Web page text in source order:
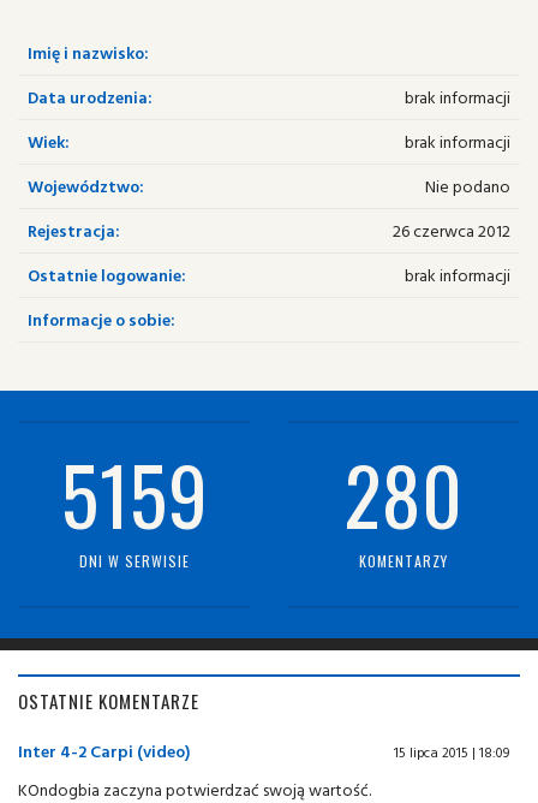
Imię i nazwisko:
Data urodzenia:
brak informacji
Wiek:
brak informacji
Województwo:
Nie podano
Rejestracja:
26 czerwca 2012
Ostatnie logowanie:
brak informacji
Informacje o sobie:
5159
DNI W SERWISIE
280
KOMENTARZY
OSTATNIE KOMENTARZE
Inter 4-2 Carpi (video) 15 lipca 2015 | 18:09
KOndogbia zaczyna potwierdzać swoją wartość.